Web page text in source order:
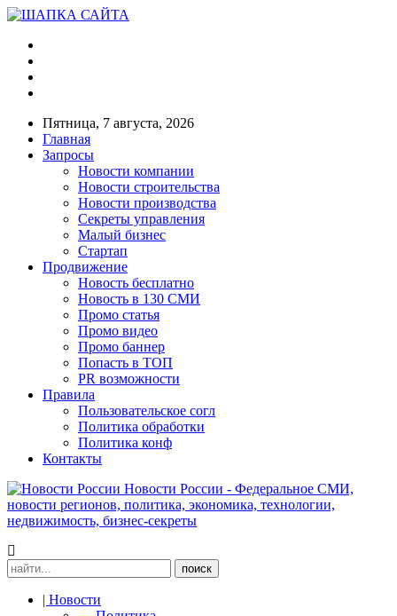
Пятница, 7 августа, 2026
Главная
Запросы
Новости компании
Новости строительства
Новости производства
Секреты управления
Малый бизнес
Стартап
Продвижение
Новость бесплатно
Новость в 130 СМИ
Промо статья
Промо видео
Промо баннер
Попасть в ТОП
PR возможности
Правила
Пользовательское согл
Политика обработки
Политика конф
Контакты
Новости России - Федеральное СМИ,
новости регионов, политика, экономика, технологии,
недвижимость, бизнес-секреты
| Новости